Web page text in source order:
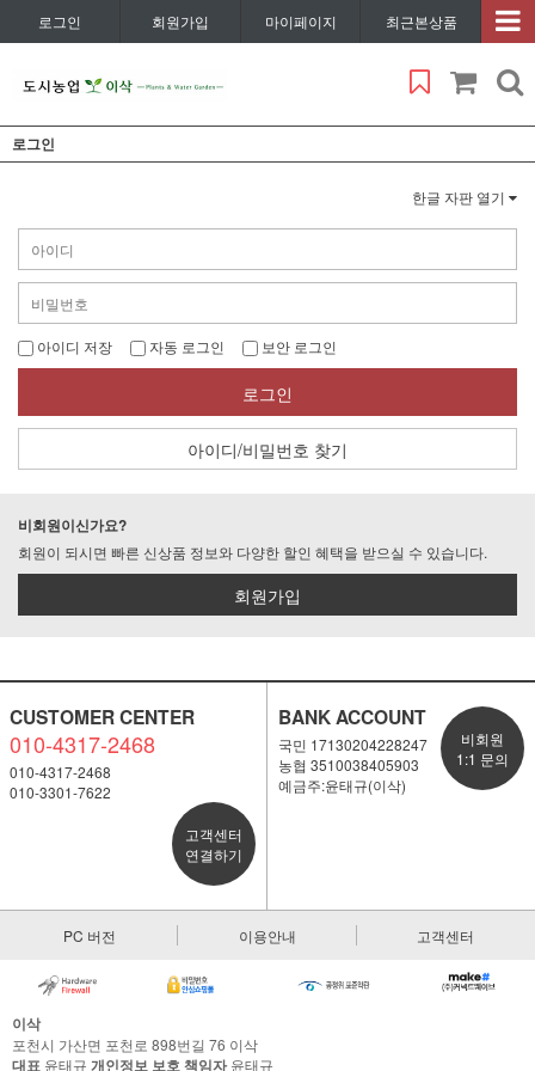
로그인 회원가입 마이페이지 최근본상품
로그인
한글 자판 열기
아이디 저장 자동 로그인 보안 로그인
로그인
아이디/비밀번호 찾기
비회원이신가요?
회원이 되시면 빠른 신상품 정보와 다양한 할인 혜택을 받으실 수 있습니다.
회원가입
CUSTOMER CENTER
010-4317-2468
010-4317-2468
010-3301-7622
고객센터
연결하기
BANK ACCOUNT
국민 17130204228247
농협 3510038405903
예금주:윤태규(이삭)
비회원
1:1 문의
PC 버전 이용안내 고객센터
이삭
포천시 가산면 포천로 898번길 76 이삭
대표 윤태규 개인정보 보호 책임자윤태규